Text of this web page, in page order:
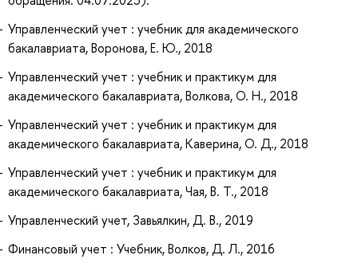
Управленческий учет : учебник для академического
бакалавриата, Воронова, Е. Ю., 2018
Управленческий учет : учебник и практикум для
академического бакалавриата, Волкова, О. Н., 2018
Управленческий учет : учебник и практикум для
академического бакалавриата, Каверина, О. Д., 2018
Управленческий учет : учебник и практикум для
академического бакалавриата, Чая, В. Т., 2018
Управленческий учет, Завьялкин, Д. В., 2019
Финансовый учет : Учебник, Волков, Д. Л., 2016